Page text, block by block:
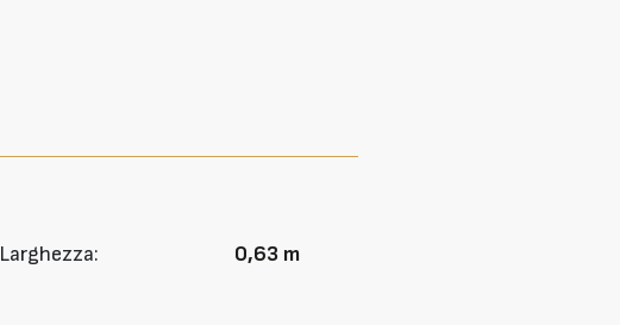
Larghezza:
0,63 m